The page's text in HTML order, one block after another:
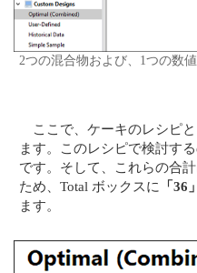
2つの混合物および、1つの数
ここで、ケーキのレシピ
ます。このレシピで検討す
です。そして、これらの合
ため、Total ボックスに
「36」
ます。